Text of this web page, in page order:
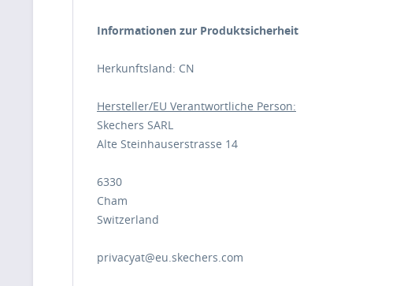
Informationen zur Produktsicherheit
Herkunftsland: CN
Hersteller/EU Verantwortliche Person:
Skechers SARL
Alte Steinhauserstrasse 14
6330
Cham
Switzerland
privacyat@eu.skechers.com